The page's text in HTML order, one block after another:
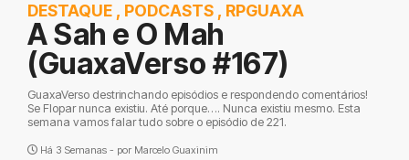
DESTAQUE , PODCASTS , RPGUAXA
A Sah e O Mah
(GuaxaVerso #167)
GuaxaVerso destrinchando episódios e respondendo comentários!
Se Flopar nunca existiu. Até porque…. Nunca existiu mesmo. Esta
semana vamos falar tudo sobre o episódio de 221.
Há 3 Semanas - por Marcelo Guaxinim